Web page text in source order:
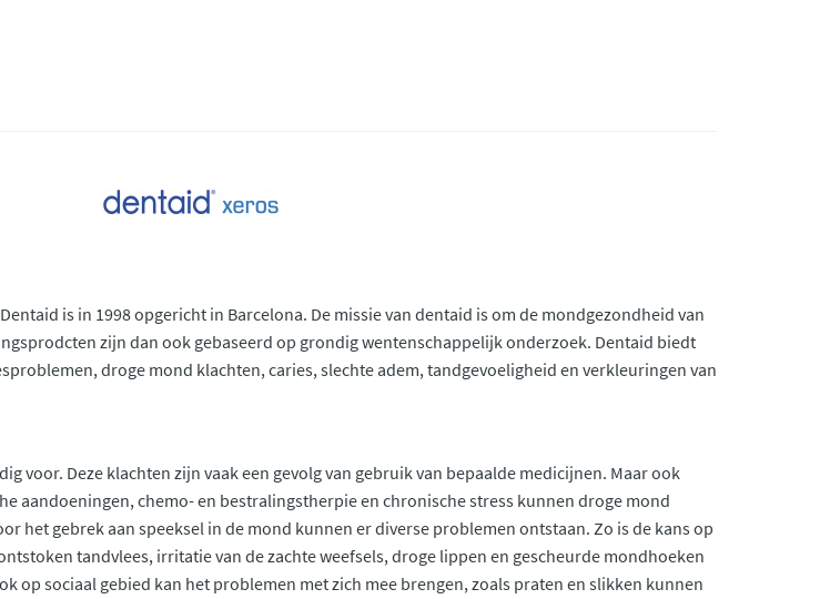
is in 1998 opgericht in Barcelona. De missie van dentaid is om de mondgezondheid van
zijn dan ook gebaseerd op grondig wentenschappelijk onderzoek. Dentaid biedt
droge mond klachten, caries, slechte adem, tandgevoeligheid en verkleuringen van
voor. Deze klachten zijn vaak een gevolg van gebruik van bepaalde medicijnen. Maar ook
aandoeningen, chemo- en bestralingstherpie en chronische stress kunnen droge mond
het gebrek aan speeksel in de mond kunnen er diverse problemen ontstaan. Zo is de kans op
tandvlees, irritatie van de zachte weefsels, droge lippen en gescheurde mondhoeken
op sociaal gebied kan het problemen met zich mee brengen, zoals praten en slikken kunnen